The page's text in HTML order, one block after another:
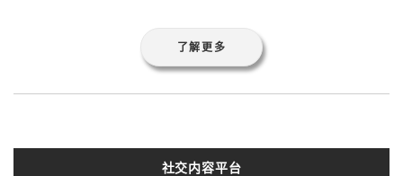
了解更多
社交内容平台